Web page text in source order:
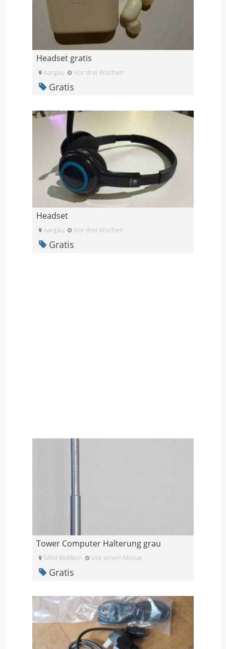
Headset gratis
Aargau Vor drei Wochen
Gratis
Headset
Aargau Vor drei Wochen
Gratis
Tower Computer Halterung grau
5454 Bellikon Vor einem Monat
Gratis